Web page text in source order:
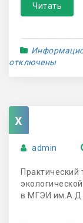
Читать
отключены
x
admin
в МГЭИ